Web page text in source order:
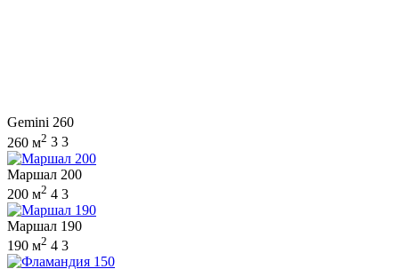
Gemini 260
260 м2 3 3
Маршал 200
200 м2 4 3
Маршал 190
190 м2 4 3